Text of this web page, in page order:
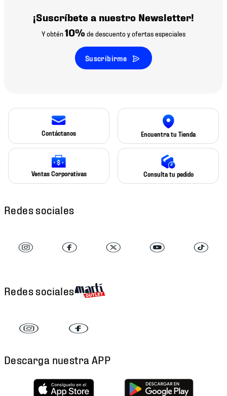
¡Suscríbete a nuestro Newsletter!
Y obtén10% de descuento y ofertas especiales
Suscribirme
Contáctanos Encuentra tu Tienda
Ventas Corporativas Consulta tu pedido
Redes sociales
Redes sociales
Descarga nuestra APP